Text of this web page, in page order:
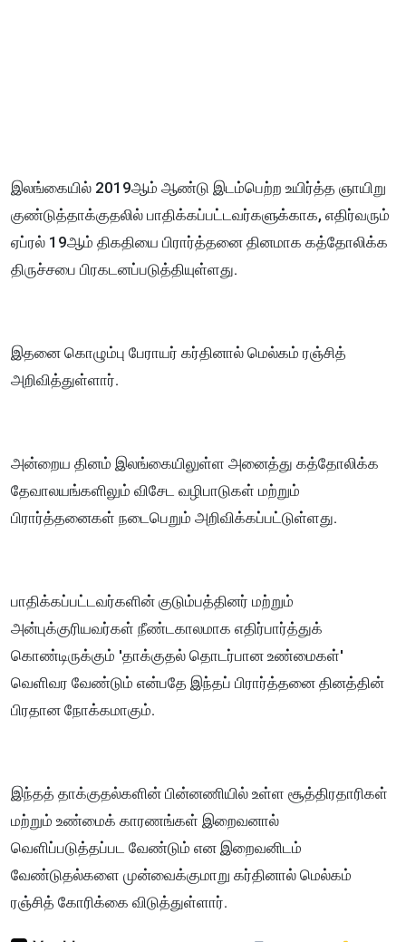
இலங்கையில் 2019ஆம் ஆண்டு இடம்பெற்ற உயிர்த்த ஞாயிறு
குண்டுத்தாக்குதலில் பாதிக்கப்பட்டவர்களுக்காக, எதிர்வரும்
ஏப்ரல் 19ஆம் திகதியை பிரார்த்தனை தினமாக கத்தோலிக்க
திருச்சபை பிரகடனப்படுத்தியுள்ளது.
இதனை கொழும்பு பேராயர் கர்தினால் மெல்கம் ரஞ்சித்
அறிவித்துள்ளார்.
அன்றைய தினம் இலங்கையிலுள்ள அனைத்து கத்தோலிக்க
தேவாலயங்களிலும் விசேட வழிபாடுகள் மற்றும்
பிரார்த்தனைகள் நடைபெறும் அறிவிக்கப்பட்டுள்ளது.
பாதிக்கப்பட்டவர்களின் குடும்பத்தினர் மற்றும்
அன்புக்குரியவர்கள் நீண்டகாலமாக எதிர்பார்த்துக்
கொண்டிருக்கும் 'தாக்குதல் தொடர்பான உண்மைகள்'
வெளிவர வேண்டும் என்பதே இந்தப் பிரார்த்தனை தினத்தின்
பிரதான நோக்கமாகும்.
இந்தத் தாக்குதல்களின் பின்னணியில் உள்ள சூத்திரதாரிகள்
மற்றும் உண்மைக் காரணங்கள் இறைவனால்
வெளிப்படுத்தப்பட வேண்டும் என இறைவனிடம்
வேண்டுதல்களை முன்வைக்குமாறு கர்தினால் மெல்கம்
ரஞ்சித் கோரிக்கை விடுத்துள்ளார்.